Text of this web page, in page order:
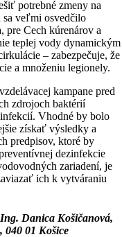
potrebné zmeny na
sa veľmi osvedčilo
pre Cech kúrenárov a
teplej vody dynamickým
– zabezpečuje, že
a množeniu legionely.
kampane pred
zdrojoch baktérií
Vhodné by bolo
získať výsledky a
predpisov, ktoré by
dezinfekcie
zariadení, je
ich k vytváraniu
Danica Košičanová,
040 01 Košice